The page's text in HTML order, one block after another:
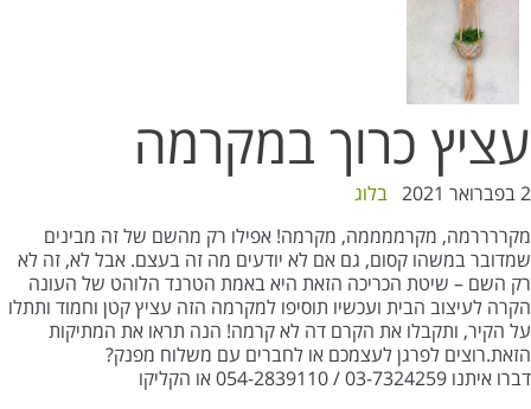
עציץ כרוך במקרמה
2 בפברואר 2021
בלוג
מקררררמה, מקרממממה, מקרמה! אפילו רק מהשם של זה מבינים
שמדובר במשהו קסום, גם אם לא יודעים מה זה בעצם. אבל לא, זה לא
רק השם – שיטת הכריכה הזאת היא באמת הטרנד הלוהט של העונה
הקרה לעיצוב הבית ועכשיו תוסיפו למקרמה הזה עציץ קטן וחמוד ותתלו
על הקיר, ותקבלו את הקרם דה לא קרמה! הנה תראו את המתיקות
הזאת.רוצים לפרגן לעצמכם או לחברים עם משלוח מפנק?
דברו איתנו 03-7324259 / 054-2839110 או הקליקו